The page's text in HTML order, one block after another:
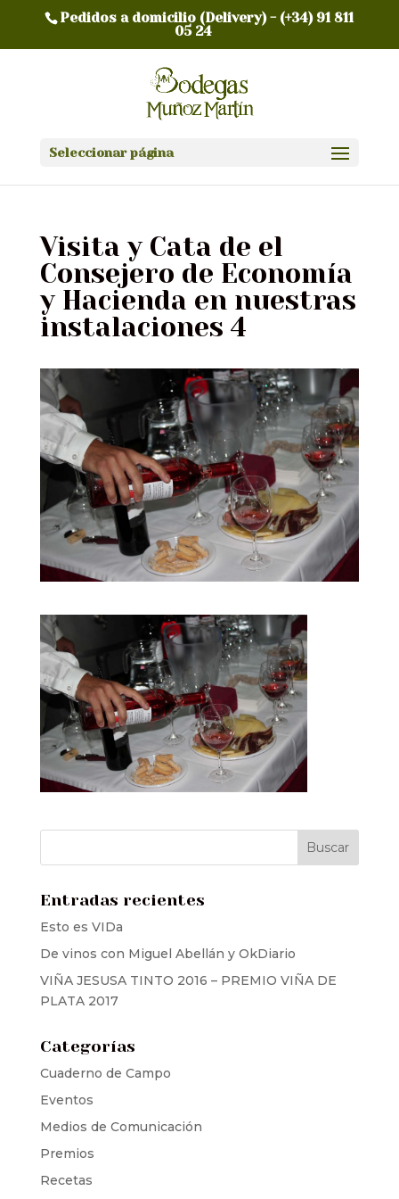
Pedidos a domicilio (Delivery) - (+34) 91 811
05 24
Seleccionar página
Visita y Cata de el
Consejero de Economía
y Hacienda en nuestras
instalaciones 4
Entradas recientes
Esto es VIDa
De vinos con Miguel Abellán y OkDiario
VIÑA JESUSA TINTO 2016 – PREMIO VIÑA DE
PLATA 2017
Categorías
Cuaderno de Campo
Eventos
Medios de Comunicación
Premios
Recetas